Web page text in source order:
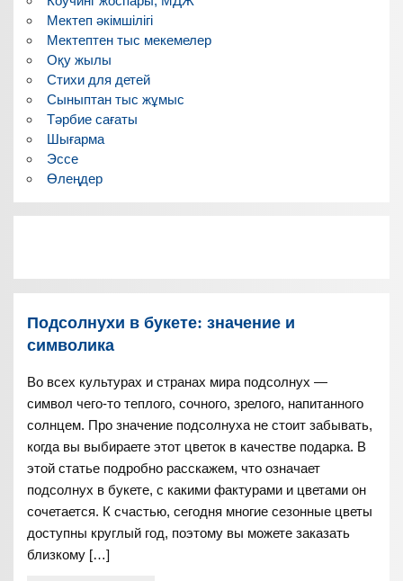
Мектеп әкімшілігі
Мектептен тыс мекемелер
Оқу жылы
Стихи для детей
Сыныптан тыс жұмыс
Тәрбие сағаты
Шығарма
Эссе
Өлеңдер
Подсолнухи в букете: значение и
символика
Во всех культурах и странах мира подсолнух —
символ чего-то теплого, сочного, зрелого, напитанного
солнцем. Про значение подсолнуха не стоит забывать,
когда вы выбираете этот цветок в качестве подарка. В
этой статье подробно расскажем, что означает
подсолнух в букете, с какими фактурами и цветами он
сочетается. К счастью, сегодня многие сезонные цветы
доступны круглый год, поэтому вы можете заказать
близкому […]